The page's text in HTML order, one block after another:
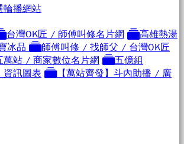
播網站
台灣OK匠 / 師傅叫修名片網
高雄熱湯
冰品
師傅叫修 / 找師父 / 台灣OK匠
萬站 / 商家數位名片網
五億組
資訊圖表
【萬站齊發】斗內助播 / 廣